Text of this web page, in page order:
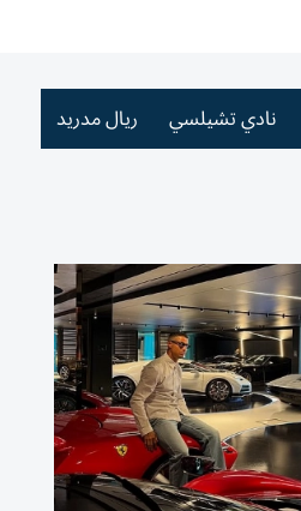
نادي تشيلسي ريال مدريد